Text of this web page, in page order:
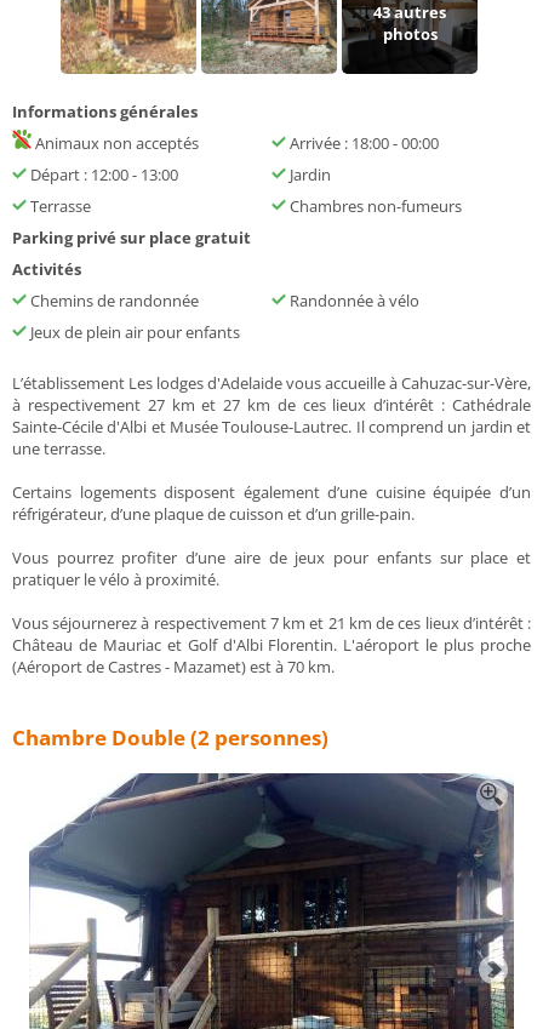
43autres
photos
Informations générales
Animaux non acceptés
Arrivée : 18:00 - 00:00
Départ : 12:00 - 13:00
Jardin
Terrasse
Chambres non-fumeurs
Parking privé sur place gratuit
Activités
Chemins de randonnée
Randonnée à vélo
Jeux de plein air pour enfants
L’établissement Les lodges d'Adelaide vous accueille à Cahuzac-sur-Vère,
à respectivement 27 km et 27 km de ces lieux d’intérêt : Cathédrale
Sainte-Cécile d'Albi et Musée Toulouse-Lautrec. Il comprend un jardin et
une terrasse.
Certains logements disposent également d’une cuisine équipée d’un
réfrigérateur, d’une plaque de cuisson et d’un grille-pain.
Vous pourrez profiter d’une aire de jeux pour enfants sur place et
pratiquer le vélo à proximité.
Vous séjournerez à respectivement 7 km et 21 km de ces lieux d’intérêt :
Château de Mauriac et Golf d'Albi Florentin. L'aéroport le plus proche
(Aéroport de Castres - Mazamet) est à 70 km.
Chambre Double (2 personnes)